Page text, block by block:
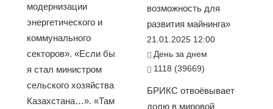
модернизации
энергетического и
коммунального
секторов». «Если бы
я стал министром
сельского хозяйства
Казахстана…». «Там
возможность для
развития майнинга»
21.01.2025 12:00
День за днем
1118 (39669)
БРИКС отвоёвывает
долю в мировой